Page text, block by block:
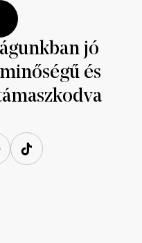
jó
és